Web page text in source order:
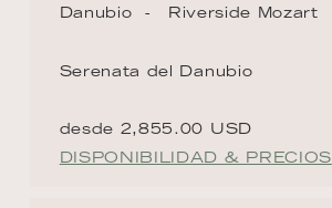
Danubio Riverside Mozart
Serenata del Danubio
desde 2,855.00 USD
DISPONIBILIDAD & PRECIOS